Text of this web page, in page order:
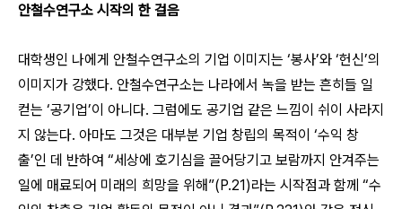
안철수연구소 시작의 한 걸음
대학생인 나에게 안철수연구소의 기업 이미지는 ‘봉사’와 ‘헌신’의
이미지가 강했다. 안철수연구소는 나라에서 녹을 받는 흔히들 일
컫는 ‘공기업’이 아니다. 그럼에도 공기업 같은 느낌이 쉬이 사라지
지 않는다. 아마도 그것은 대부분 기업 창립의 목적이 ‘수익 창
출’인 데 반하여 “세상에 호기심을 끌어당기고 보람까지 안겨주는
일에 매료되어 미래의 희망을 위해”(P.21)라는 시작점과 함께 “수